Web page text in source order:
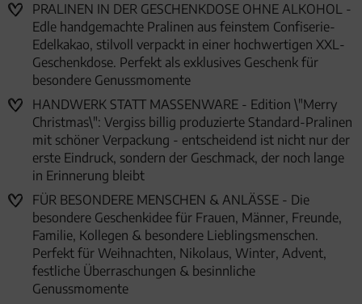
PRALINEN IN DER GESCHENKDOSE OHNE ALKOHOL -
Edle handgemachte Pralinen aus feinstem Confiserie-
Edelkakao, stilvoll verpackt in einer hochwertigen XXL-
Geschenkdose. Perfekt als exklusives Geschenk für
besondere Genussmomente
HANDWERK STATT MASSENWARE - Edition \"Merry
Christmas\": Vergiss billig produzierte Standard-Pralinen
mit schöner Verpackung - entscheidend ist nicht nur der
erste Eindruck, sondern der Geschmack, der noch lange
in Erinnerung bleibt
FÜR BESONDERE MENSCHEN & ANLÄSSE - Die
besondere Geschenkidee für Frauen, Männer, Freunde,
Familie, Kollegen & besondere Lieblingsmenschen.
Perfekt für Weihnachten, Nikolaus, Winter, Advent,
festliche Überraschungen & besinnliche
Genussmomente